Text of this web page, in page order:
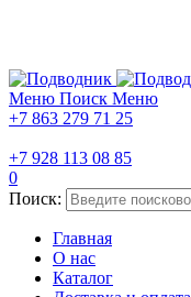
Меню Поиск Меню
+7 863 279 71 25
+7 928 113 08 85
0
Поиск:
Главная
О нас
Каталог